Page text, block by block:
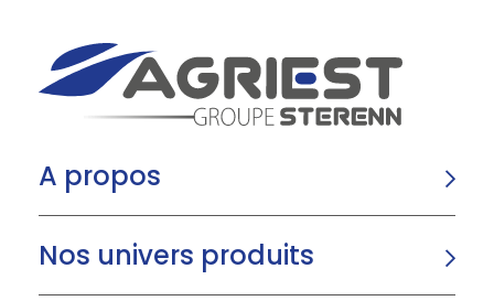
A propos
Nos univers produits